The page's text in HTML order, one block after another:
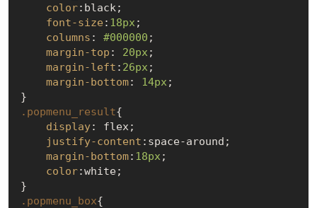
color:black;
font-size : 18px ;
columns : #000000 ;
margin-top : 20px ;
margin-left : 26px ;
margin-bottom: 14px ;
.popmenu_result{
display: flex;
justify-content :space-around;
margin-bottom: 18px ;
color:white;
.popmenu_box{